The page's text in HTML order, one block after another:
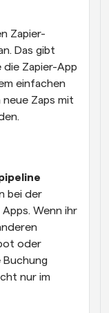
Zapier-
Das gibt
die Zapier-App
einfachen
Zaps mit
bei der
Wenn ihr
oder
Buchung
nur im